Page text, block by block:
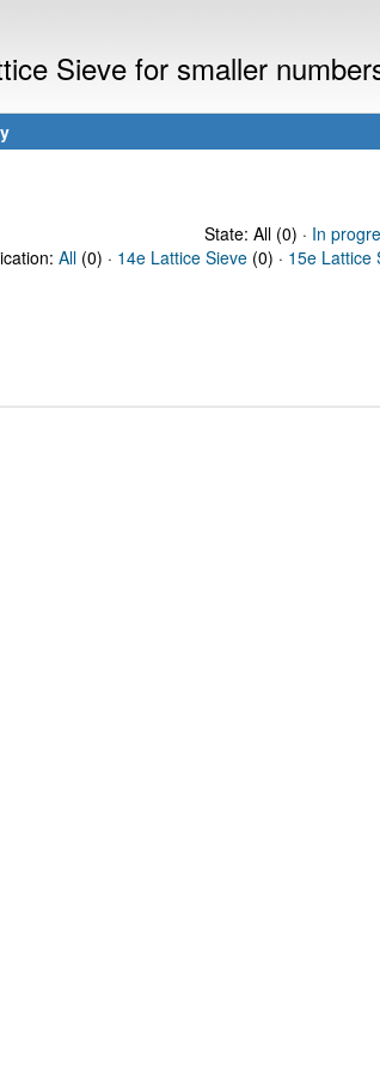
Sieve for smaller
State: All (0) · In
All (0) · 14e Lattice Sieve (0) · 15e Lattice